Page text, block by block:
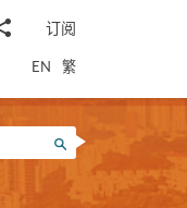
邮WhatsApp
微
信
面
书Twitter
LinkedIn
微
订阅
EN 繁
搜寻